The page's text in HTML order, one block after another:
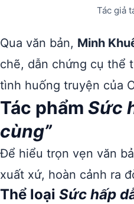
Tác giả
Qua văn bản, Minh
chẽ, dẫn chứng cụ thể
tình huống truyện của
Tác phẩm Sức
cùng”
Để hiểu trọn vẹn văn
xuất xứ, hoàn cảnh ra
Thể loại Sức hấp